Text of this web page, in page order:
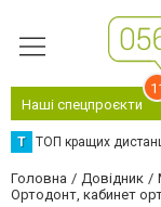
Наші спецпроєкти
Т ТОП кращих
Головна Довідник
Ортодонт, кабинет